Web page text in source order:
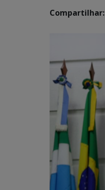
Compartilhar: